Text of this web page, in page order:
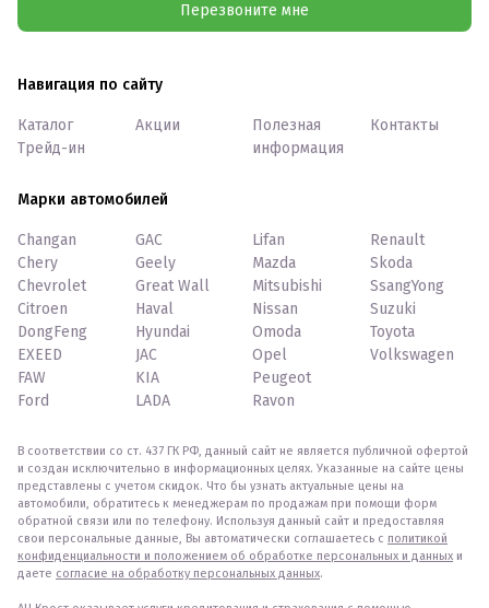
Перезвоните мне
Навигация по сайту
Каталог
Трейд-ин
Акции
Полезная
информация
Контакты
Марки автомобилей
Changan
Chery
Chevrolet
Citroen
DongFeng
EXEED
FAW
Ford
GAC
Geely
Great Wall
Haval
Hyundai
JAC
KIA
LADA
Lifan
Mazda
Mitsubishi
Nissan
Omoda
Opel
Peugeot
Ravon
Renault
Skoda
SsangYong
Suzuki
Toyota
Volkswagen
В соответствии со ст. 437 ГК РФ, данный сайт не является публичной офертой
и создан исключительно в информационных целях. Указанные на сайте цены
представлены с учетом скидок. Что бы узнать актуальные цены на
автомобили, обратитесь к менеджерам по продажам при помощи форм
обратной связи или по телефону. Используя данный сайт и предоставляя
свои персональные данные, Вы автоматически соглашаетесь с политикой
конфиденциальности и положением об обработке персональных и данных и
даете согласие на обработку персональных данных.